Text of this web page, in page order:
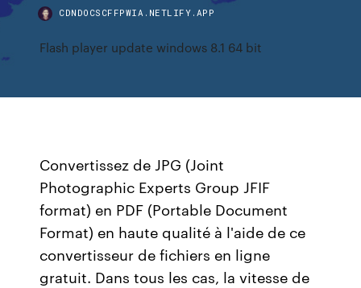
CDNDOCSCFFPWIA.NETLIFY.APP
Flash player update windows 8.1 64 bit
Convertissez de JPG (Joint
Photographic Experts Group JFIF
format) en PDF (Portable Document
Format) en haute qualité à l'aide de ce
convertisseur de fichiers en ligne
gratuit. Dans tous les cas, la vitesse de